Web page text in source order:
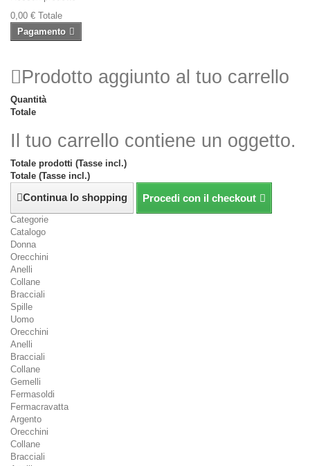
0,00 € Totale
Pagamento
Prodotto aggiunto al tuo carrello
Quantità
Totale
Il tuo carrello contiene un oggetto.
Totale prodotti (Tasse incl.)
Totale (Tasse incl.)
Continua lo shopping Procedi con il checkout
Categorie
Catalogo
Donna
Orecchini
Anelli
Collane
Bracciali
Spille
Uomo
Orecchini
Anelli
Bracciali
Collane
Gemelli
Fermasoldi
Fermacravatta
Argento
Orecchini
Collane
Bracciali